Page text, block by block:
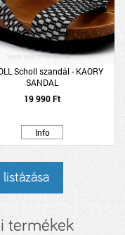
Scholl szandál - KAORY
SANDAL
19 990 Ft
Info
termékek